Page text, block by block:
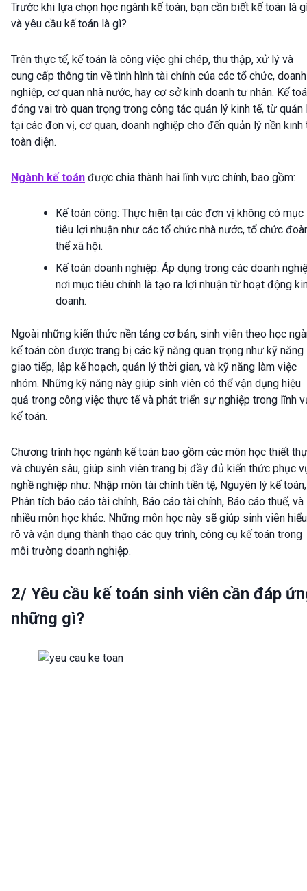
Trước khi lựa chọn học ngành kế toán, bạn cần biết kế toán là
và yêu cầu kế toán là gì?
Trên thực tế, kế toán là công việc ghi chép, thu thập, xử lý và
cung cấp thông tin về tình hình tài chính của các tổ chức, doanh
nghiệp, cơ quan nhà nước, hay cơ sở kinh doanh tư nhân. Kế
đóng vai trò quan trọng trong công tác quản lý kinh tế, từ quản
tại các đơn vị, cơ quan, doanh nghiệp cho đến quản lý nền kinh
toàn diện.
Ngành kế toán được chia thành hai lĩnh vực chính, bao gồm:
Kế toán công: Thực hiện tại các đơn vị không có mục
tiêu lợi nhuận như các tổ chức nhà nước, tổ chức
thể xã hội.
Kế toán doanh nghiệp: Áp dụng trong các doanh
nơi mục tiêu chính là tạo ra lợi nhuận từ hoạt động
doanh.
Ngoài những kiến thức nền tảng cơ bản, sinh viên theo học
kế toán còn được trang bị các kỹ năng quan trọng như kỹ năng
giao tiếp, lập kế hoạch, quản lý thời gian, và kỹ năng làm việc
nhóm. Những kỹ năng này giúp sinh viên có thể vận dụng hiệu
quả trong công việc thực tế và phát triển sự nghiệp trong lĩnh
kế toán.
Chương trình học ngành kế toán bao gồm các môn học thiết
và chuyên sâu, giúp sinh viên trang bị đầy đủ kiến thức phục
nghề nghiệp như: Nhập môn tài chính tiền tệ, Nguyên lý kế toán,
Phân tích báo cáo tài chính, Báo cáo tài chính, Báo cáo thuế, và
nhiều môn học khác. Những môn học này sẽ giúp sinh viên hiểu
rõ và vận dụng thành thạo các quy trình, công cụ kế toán trong
môi trường doanh nghiệp.
2/ Yêu cầu kế toán sinh viên cần đáp
những gì?